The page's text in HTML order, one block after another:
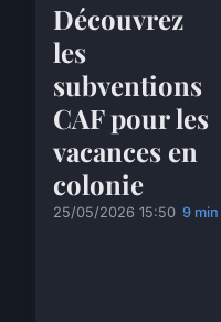
Découvrez
les
subventions
CAF pour les
vacances en
colonie
25/05/2026 15:50 9 min